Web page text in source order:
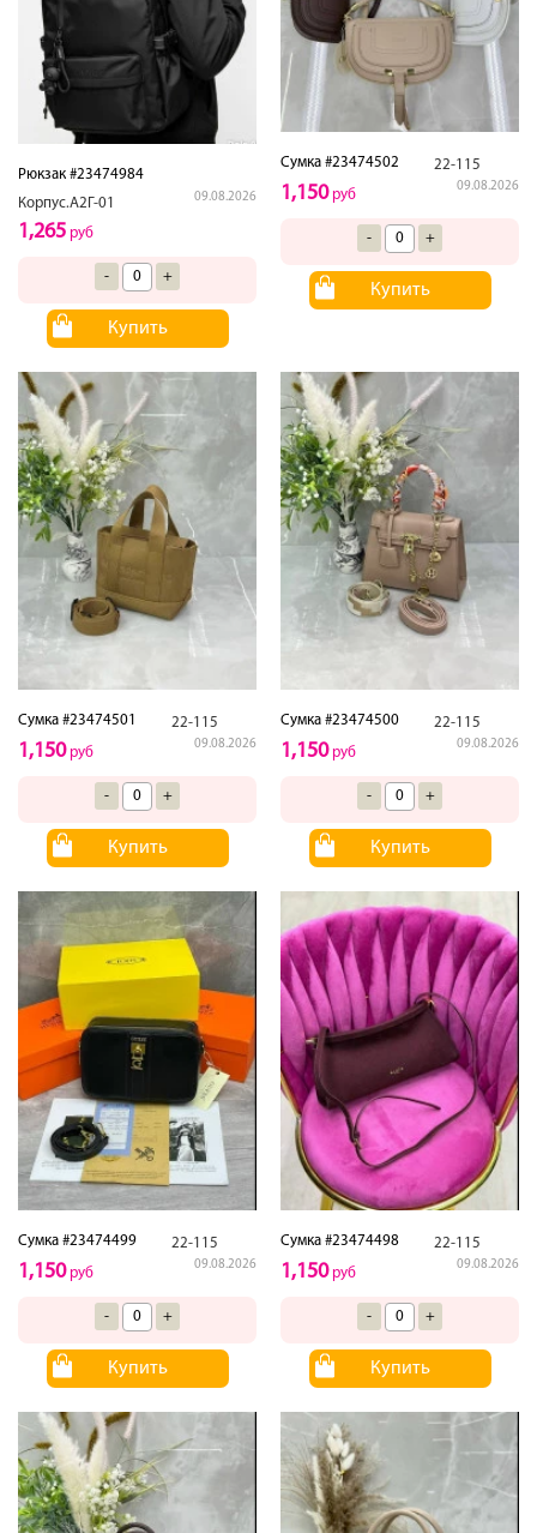
Рюкзак #23474984
Корпус.А2Г-01
09.08.2026
1,265 руб
- +
Купить
Сумка #23474502 22-115
09.08.2026
1,150руб
- +
Купить
Сумка #23474501 22-115
09.08.2026
1,150руб
- +
Купить
Сумка #23474500 22-115
09.08.2026
1,150руб
- +
Купить
Сумка #23474499 22-115
09.08.2026
1,150руб
- +
Купить
Сумка #23474498 22-115
09.08.2026
1,150руб
- +
Купить